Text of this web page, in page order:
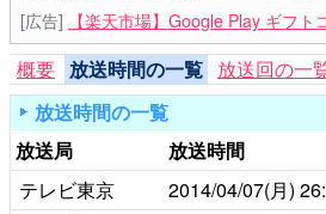
[広告]
【楽天市場】Google Play ギフト
概要 放送時間の一覧 放送回の一
放送時間の一覧
放送局
放送時間
テレビ東京
2014/04/07(月)